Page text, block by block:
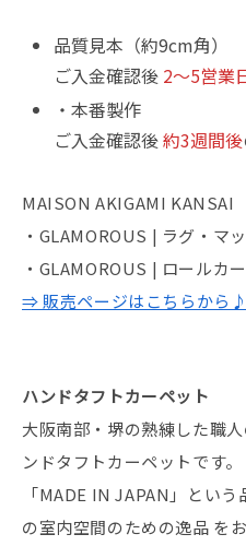
品質見本（約9cm角）
ご入金確認後 2～5営業
・本番製作
ご入金確認後約3週間後
MAISON AKIGAMI KANSAI
・GLAMOROUS | ラグ・マ
・GLAMOROUS | ロールカ
⇒ 販売ページはこちらから♪
ハンドタフトカーペット
大阪南部・堺の熟練した職
ンドタフトカーペットです。
「MADE IN JAPAN」とい
の室内空間のための逸品 をお